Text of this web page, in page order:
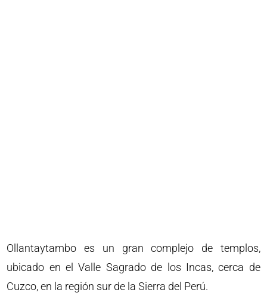
Ollantaytambo es un gran complejo de templos,
ubicado en el Valle Sagrado de los Incas, cerca de
Cuzco, en la región sur de la Sierra del Perú.